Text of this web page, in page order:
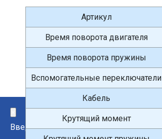
Введите поисковый запрос
Артикул
Время поворота двигателя
Время поворота пружины
Вспомогательные переключатели
Кабель
Крутящий момент